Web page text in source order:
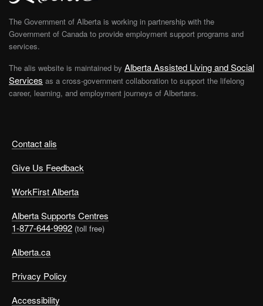
Contact alis
Give Us Feedback
WorkFirst Alberta
Alberta Supports Centres
1-877-644-9992 (toll free)
Alberta.ca
Privacy Policy
Accessibility
The Government of Alberta is working in partnership with the
Government of Canada to provide employment support programs and
services.
The alis website is maintained by Alberta Assisted Living and Social
Services as a cross-government collaboration to support the lifelong
career, learning, and employment journeys of Albertans.